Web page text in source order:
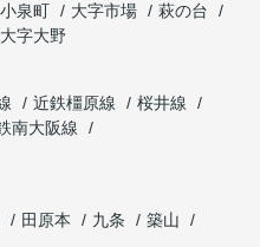
小泉町 大字市場
萩の台
大字大野
近鉄橿原線
桜井線
南大阪線
田原本 九条
築山